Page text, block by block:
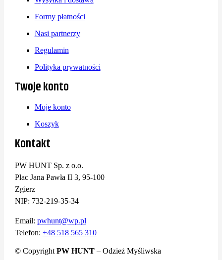
Formy płatności
Nasi partnerzy
Regulamin
Polityka prywatności
Twoje konto
Moje konto
Koszyk
Kontakt
PW HUNT Sp. z o.o.
Plac Jana Pawła II 3, 95-100
Zgierz
NIP: 732-219-35-34
Email: pwhunt@wp.pl
Telefon: +48 518 565 310
© Copyright PW HUNT– Odzież Myśliwska